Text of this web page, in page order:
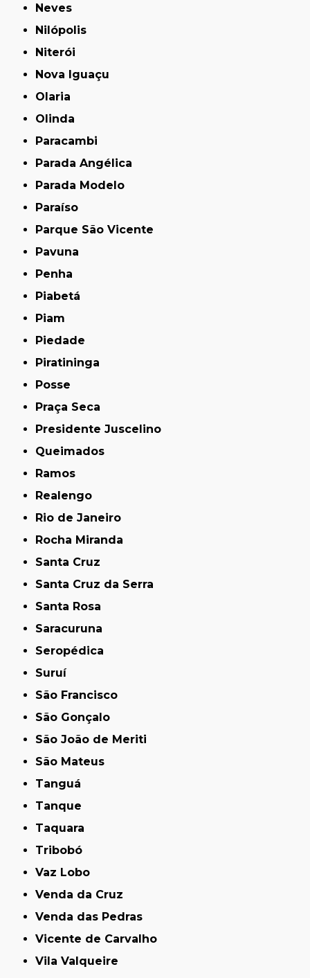
Neves
Nilópolis
Niterói
Nova Iguaçu
Olaria
Olinda
Paracambi
Parada Angélica
Parada Modelo
Paraíso
Parque São Vicente
Pavuna
Penha
Piabetá
Piam
Piedade
Piratininga
Posse
Praça Seca
Presidente Juscelino
Queimados
Ramos
Realengo
Rio de Janeiro
Rocha Miranda
Santa Cruz
Santa Cruz da Serra
Santa Rosa
Saracuruna
Seropédica
Suruí
São Francisco
São Gonçalo
São João de Meriti
São Mateus
Tanguá
Tanque
Taquara
Tribobó
Vaz Lobo
Venda da Cruz
Venda das Pedras
Vicente de Carvalho
Vila Valqueire